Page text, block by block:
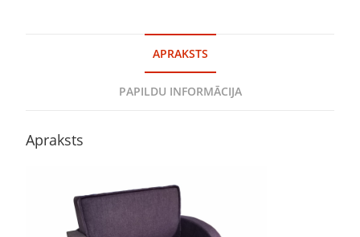
APRAKSTS
PAPILDU INFORMĀCIJA
Apraksts